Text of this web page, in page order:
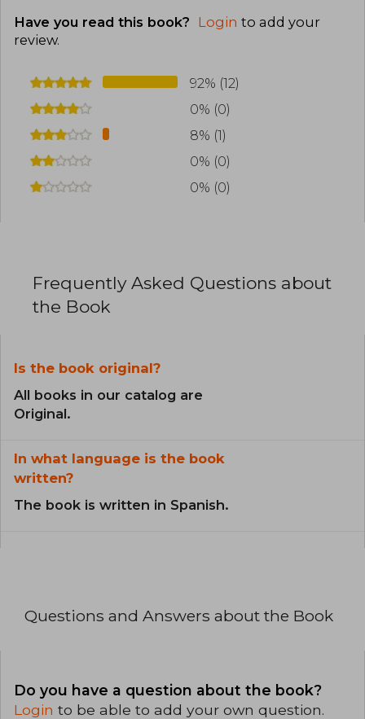
Have you read this book? Login to add your
review.
92% (12)
0% (0)
8% (1)
0% (0)
0% (0)
Frequently Asked Questions about
the Book
Is the book original?
All books in our catalog are
Original.
In what language is the book
written?
The book is written in Spanish.
Questions and Answers about the Book
Do you have a question about the book?
Login to be able to add your own question.